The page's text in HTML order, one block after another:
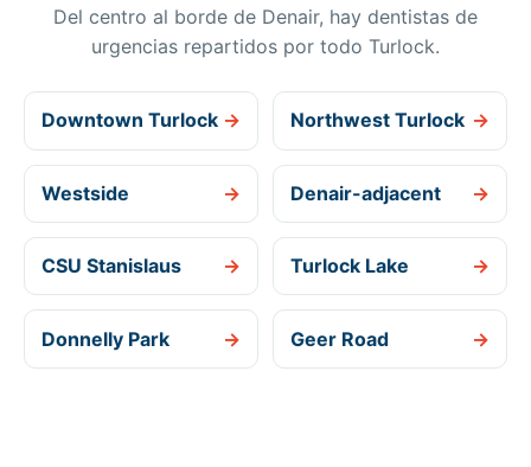
Del centro al borde de Denair, hay dentistas de
urgencias repartidos por todo Turlock.
Downtown Turlock → Northwest Turlock →
Westside → Denair-adjacent →
CSU Stanislaus → Turlock Lake →
Donnelly Park → Geer Road →